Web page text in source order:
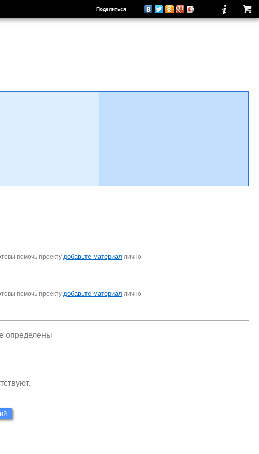
Поделиться
помочь проекту добавьте материал лично
помочь проекту добавьте материал лично
определены